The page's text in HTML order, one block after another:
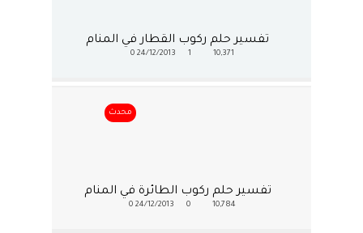
تفسير حلم ركوب القطار في المنام
10,371
24/12/2013
0
محدث
تفسير حلم ركوب الطائرة في المنام
10,784
24/12/2013
0